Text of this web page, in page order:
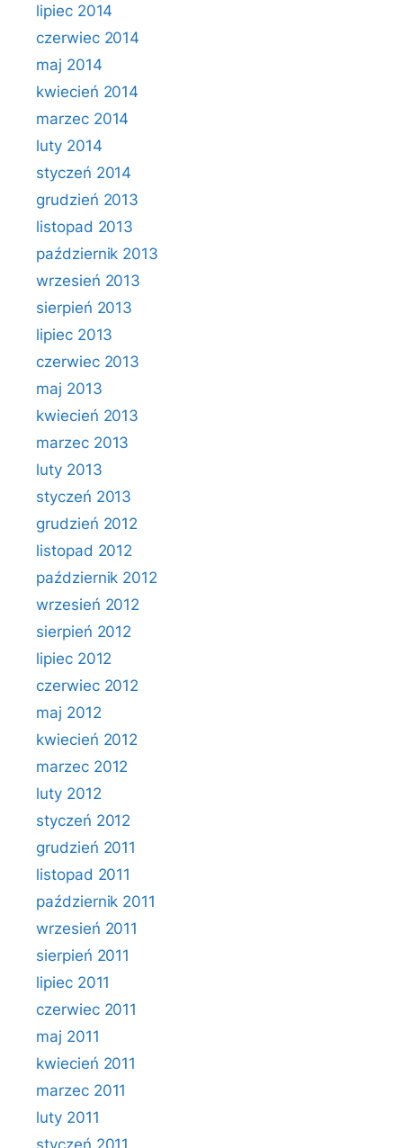
lipiec 2014
czerwiec 2014
maj 2014
kwiecień 2014
marzec 2014
luty 2014
styczeń 2014
grudzień 2013
listopad 2013
październik 2013
wrzesień 2013
sierpień 2013
lipiec 2013
czerwiec 2013
maj 2013
kwiecień 2013
marzec 2013
luty 2013
styczeń 2013
grudzień 2012
listopad 2012
październik 2012
wrzesień 2012
sierpień 2012
lipiec 2012
czerwiec 2012
maj 2012
kwiecień 2012
marzec 2012
luty 2012
styczeń 2012
grudzień 2011
listopad 2011
październik 2011
wrzesień 2011
sierpień 2011
lipiec 2011
czerwiec 2011
maj 2011
kwiecień 2011
marzec 2011
luty 2011
styczeń 2011